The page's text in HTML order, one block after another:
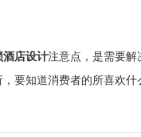
酒店设计注意点，是需要
要知道消费者的所喜欢什么